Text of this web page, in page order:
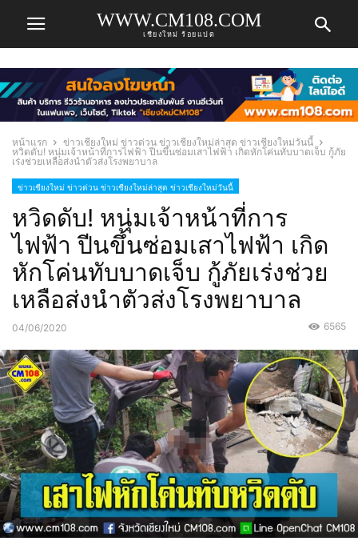
WWW.CM108.COM
เชียงใหม่ ร้อยแปด
หน้าแรก
ข่าวเชียงใหม่ ข่าวด่วน ข่าวเชียงใหม่ล่าสุด ข่าวเชียงใหม่วันนี้
หวิดดับ! หนุ่มเจ้าหน้าที่การไฟฟ้า ปีนขึ้นซ่อมเสาไฟฟ้า เกิดหักโค่นทับบาดเจ็บ กู้ภัย
เร่งช่วยเหลือส่งนำตัวส่งโรงพยาบาล
ข่าวเชียงใหม่ ข่าวด่วน ข่าวเชียงใหม่ล่าสุด ข่าวเชียงใหม่วันนี้
หวิดดับ! หนุ่มเจ้าหน้าที่การ
ไฟฟ้า ปีนขึ้นซ่อมเสาไฟฟ้า เกิด
หักโค่นทับบาดเจ็บ กู้ภัยเร่งช่วย
เหลือส่งนำตัวส่งโรงพยาบาล
04/06/2020 6565